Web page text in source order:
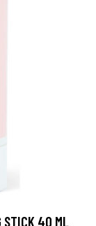
STICK 40 ML